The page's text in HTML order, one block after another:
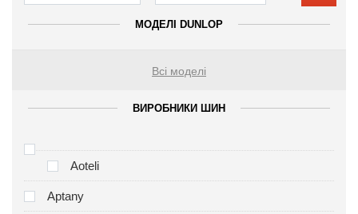
МОДЕЛІ DUNLOP
Всі моделі
ВИРОБНИКИ ШИН
Aoteli
Aptany